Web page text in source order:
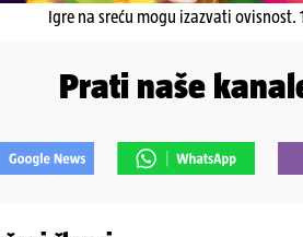
Igre na sreću mogu izazvati ovisnost.
Prati naše